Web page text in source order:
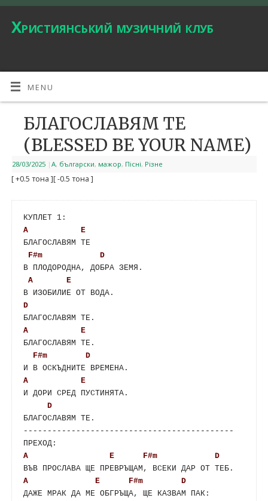
Християнський музичний клуб
MENU
БЛАГОСЛАВЯМ ТЕ
(BLESSED BE YOUR NAME)
28/03/2025 | A, български, мажор, Пісні, Різне
[ +0.5 тона ][ -0.5 тона ]
A
E
БЛАГОСЛАВЯМ ТЕ
F#m
D
A
E
D
A
E
F#m
D
A
E
D
БЛАГОСЛАВЯМ ТЕ.
--------------------------------------------
A
E F#m
D
A
E F#m
D
ДАЖЕ МРАК ДА МЕ ОБГРЪЩА, ЩЕ КАЗВАМ ПАК: